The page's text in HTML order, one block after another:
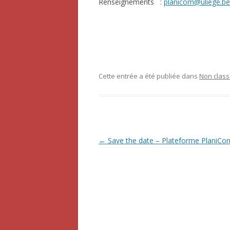
Renseignements : planicom@uliege.be
Cette entrée a été publiée dans Non
Navigation
← Save the date – Plateforme